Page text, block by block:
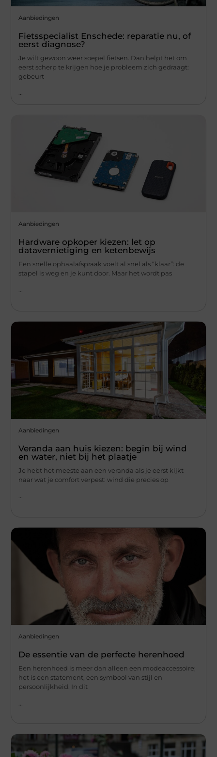
Aanbiedingen
Fietsspecialist Enschede: reparatie nu, of
eerst diagnose?
Je wilt gewoon weer soepel fietsen. Dan helpt het om
eerst scherp te krijgen hoe je probleem zich gedraagt:
gebeurt
...
Aanbiedingen
Hardware opkoper kiezen: let op
datavernietiging en ketenbewijs
Een snelle ophaalafspraak voelt al snel als “klaar”: de
stapel is weg en je kunt door. Maar het wordt pas
Aanbiedingen
Veranda aan huis kiezen: begin bij wind
en water, niet bij het plaatje
Je hebt het meeste aan een veranda als je eerst kijkt
naar wat je comfort verpest: wind die precies op
...
Aanbiedingen
De essentie van de perfecte herenhoed
Een herenhoed is meer dan alleen een modeaccessoire;
het is een statement, een symbool van stijl en
persoonlijkheid. In dit